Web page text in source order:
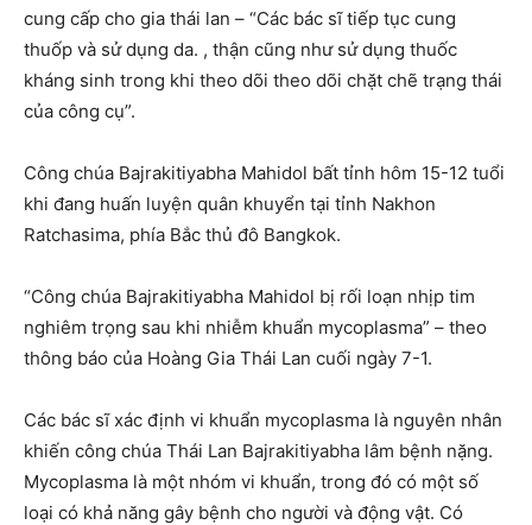
cung cấp cho gia thái lan – “Các bác sĩ tiếp tục cung
thuốp và sử dụng da. , thận cũng như sử dụng thuốc
kháng sinh trong khi theo dõi theo dõi chặt chẽ trạng thái
của công cụ”.
Công chúa Bajrakitiyabha Mahidol bất tỉnh hôm 15-12 tuổi
khi đang huấn luyện quân khuyển tại tỉnh Nakhon
Ratchasima, phía Bắc thủ đô Bangkok.
“Công chúa Bajrakitiyabha Mahidol bị rối loạn nhịp tim
nghiêm trọng sau khi nhiễm khuẩn mycoplasma” – theo
thông báo của Hoàng Gia Thái Lan cuối ngày 7-1.
Các bác sĩ xác định vi khuẩn mycoplasma là nguyên nhân
khiến công chúa Thái Lan Bajrakitiyabha lâm bệnh nặng.
Mycoplasma là một nhóm vi khuẩn, trong đó có một số
loại có khả năng gây bệnh cho người và động vật. Có